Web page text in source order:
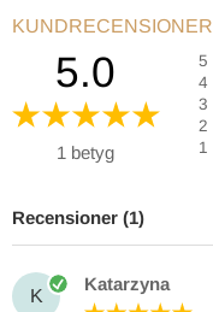
KUNDRECENSIONER
5.0
1 betyg
5
4
3
2
1
Recensioner (1)
K
Katarzyna